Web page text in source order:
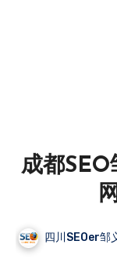
成都SEO
四川SEOer邹